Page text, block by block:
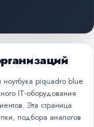
piquadro blue
IT-оборудования
Эта страница
подбора аналогов